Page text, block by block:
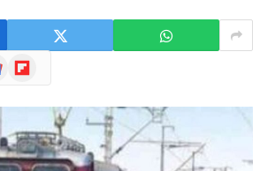
Flipboard